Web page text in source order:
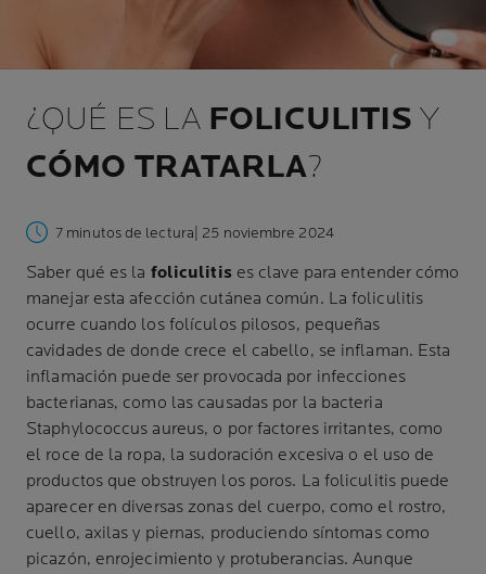
¿QUÉ ES LA FOLICULITIS Y
CÓMO TRATARLA?
7 minutos de lectura | 25 noviembre 2024
Saber qué es la foliculitises clave para entender cómo
manejar esta afección cutánea común. La foliculitis
ocurre cuando los folículos pilosos, pequeñas
cavidades de donde crece el cabello, se inflaman. Esta
inflamación puede ser provocada por infecciones
bacterianas, como las causadas por la bacteria
Staphylococcus aureus, o por factores irritantes, como
el roce de la ropa, la sudoración excesiva o el uso de
productos que obstruyen los poros. La foliculitis puede
aparecer en diversas zonas del cuerpo, como el rostro,
cuello, axilas y piernas, produciendo síntomas como
picazón, enrojecimiento y protuberancias. Aunque